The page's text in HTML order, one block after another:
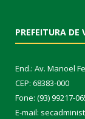
PREFEITURA
End.: Av. Manoel
CEP: 68383-000
Fone: (93) 99217-
E-mail: